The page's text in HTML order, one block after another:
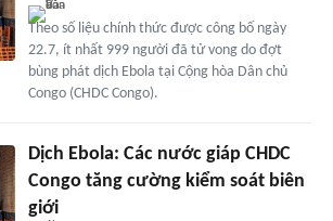
Theo số liệu chính thức được công bố ngày
22.7, ít nhất 999 người đã tử vong do đợt
bùng phát dịch Ebola tại Cộng hòa Dân chủ
Congo (CHDC Congo).
Dịch Ebola: Các nước giáp CHDC
Congo tăng cường kiểm soát biên
giới